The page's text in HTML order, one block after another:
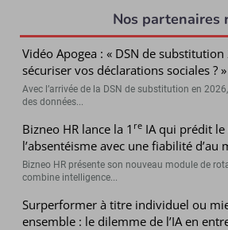
Nos partenaires
Vidéo Apogea : « DSN de
sécuriser vos déclarations sociales ? »
Avec l’arrivée de la DSN de substitution en
des données...
Bizneo HR lance la 1 re IA qui prédit
l’absentéisme avec une fiabilité d’au
Bizneo HR présente son nouveau module de
combine intelligence...
Surperformer à titre individuel ou
ensemble : le dilemme de l’IA en